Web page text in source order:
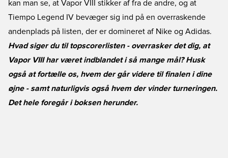
kan man se, at Vapor VIII stikker af fra de andre, og at
Tiempo Legend IV bevæger sig ind på en overraskende
andenplads på listen, der er domineret af Nike og Adidas.
Hvad siger du til topscorerlisten - overrasker det dig, at
Vapor VIII har været indblandet i så mange mål? Husk
også at fortælle os, hvem der går videre til finalen i dine
øjne - samt naturligvis også hvem der vinder turneringen.
Det hele foregår i boksen herunder.